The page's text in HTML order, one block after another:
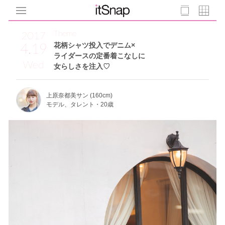
2017
4.19
Wed
花柄シャツ投入でデニム×
ライダースの定番着こなしに
女らしさを注入♡
Theme
上原奈都美サン (160cm)
モデル、タレント・20歳